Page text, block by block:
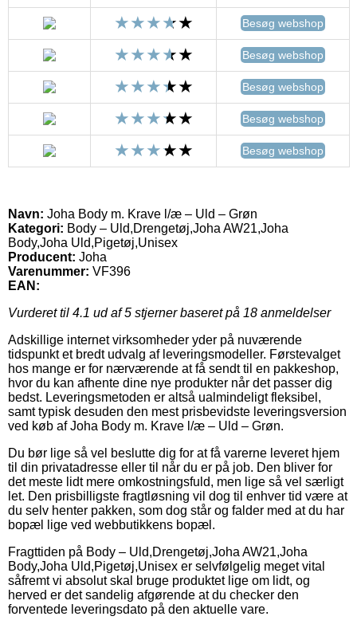
Besøg webshop
Besøg webshop
Besøg webshop
Besøg webshop
Besøg webshop
Navn: Joha Body m. Krave l/æ – Uld – Grøn
Kategori: Body – Uld,Drengetøj,Joha AW21,Joha
Body,Joha Uld,Pigetøj,Unisex
Producent: Joha
Varenummer: VF396
EAN:
Vurderet til 4.1 ud af 5 stjerner baseret på 18 anmeldelser
Adskillige internet virksomheder yder på nuværende
tidspunkt et bredt udvalg af leveringsmodeller. Førstevalget
hos mange er for nærværende at få sendt til en pakkeshop,
hvor du kan afhente dine nye produkter når det passer dig
bedst. Leveringsmetoden er altså ualmindeligt fleksibel,
samt typisk desuden den mest prisbevidste leveringsversion
ved køb af Joha Body m. Krave l/æ – Uld – Grøn.
Du bør lige så vel beslutte dig for at få varerne leveret hjem
til din privatadresse eller til når du er på job. Den bliver for
det meste lidt mere omkostningsfuld, men lige så vel særligt
let. Den prisbilligste fragtløsning vil dog til enhver tid være at
du selv henter pakken, som dog står og falder med at du har
bopæl lige ved webbutikkens bopæl.
Fragttiden på Body – Uld,Drengetøj,Joha AW21,Joha
Body,Joha Uld,Pigetøj,Unisex er selvfølgelig meget vital
såfremt vi absolut skal bruge produktet lige om lidt, og
herved er det sandelig afgørende at du checker den
forventede leveringsdato på den aktuelle vare.